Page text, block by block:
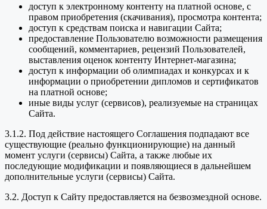
доступ к электронному контенту на платной основе, с
правом приобретения (скачивания), просмотра контента;
доступ к средствам поиска и навигации Сайта;
предоставление Пользователю возможности размещения
сообщений, комментариев, рецензий Пользователей,
выставления оценок контенту Интернет-магазина;
доступ к информации об олимпиадах и конкурсах и к
информации о приобретении дипломов и сертификатов
на платной основе;
иные виды услуг (сервисов), реализуемые на страницах
Сайта.
3.1.2. Под действие настоящего Соглашения подпадают все
существующие (реально функционирующие) на данный
момент услуги (сервисы) Сайта, а также любые их
последующие модификации и появляющиеся в дальнейшем
дополнительные услуги (сервисы) Сайта.
3.2. Доступ к Сайту предоставляется на безвозмездной основе.